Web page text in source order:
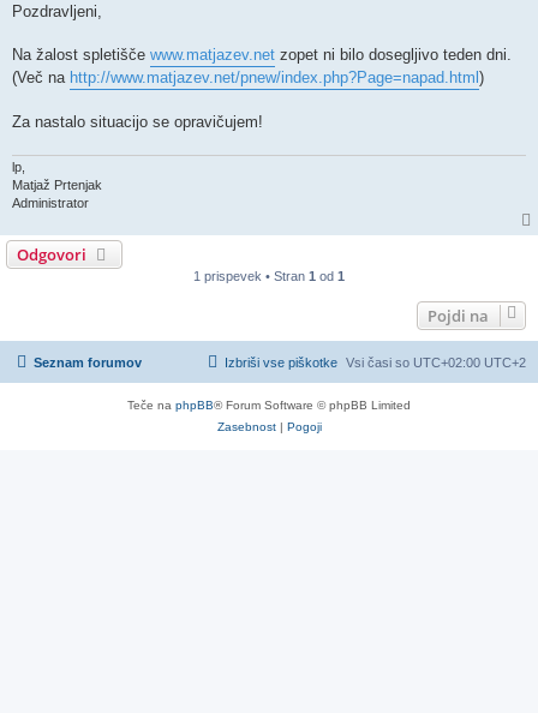
g
o
Pozdravljeni,
Na žalost spletišče www.matjazev.net zopet ni bilo dosegljivo teden dni.
(Več na http://www.matjazev.net/pnew/index.php?Page=napad.html )
Za nastalo situacijo se opravičujem!
lp,
Matjaž Prtenjak
Administrator
Odgovori
1 prispevek • Stran 1 od 1
Pojdi na
Seznam forumov Vsi časi so UTC+02:00 UTC+2
Izbriši vse piškotke
Teče na phpBB® Forum Software © phpBB Limited
Zasebnost| Pogoji